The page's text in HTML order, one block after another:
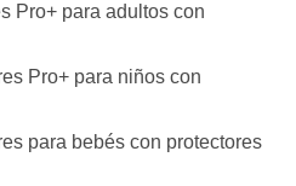
Pro+ para adultos con
Pro+ para niños con
para bebés con protectores